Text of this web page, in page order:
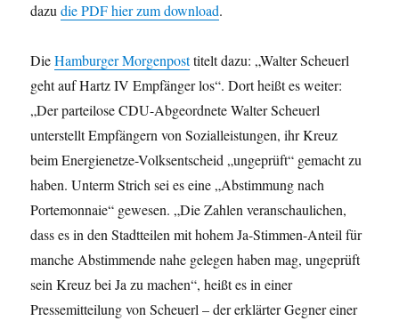
dazudie PDF hier zum download.
DieHamburger Morgenposttitelt dazu: „Walter Scheuerl
geht auf Hartz IV Empfänger los“. Dort heißt es weiter:
„Der parteilose CDU-Abgeordnete Walter Scheuerl
unterstellt Empfängern von Sozialleistungen, ihr Kreuz
beim Energienetze-Volksentscheid „ungeprüft“ gemacht zu
haben. Unterm Strich sei es eine „Abstimmung nach
Portemonnaie“ gewesen. „Die Zahlen veranschaulichen,
dass es in den Stadtteilen mit hohem Ja-Stimmen-Anteil für
manche Abstimmende nahe gelegen haben mag, ungeprüft
sein Kreuz bei Ja zu machen“, heißt es in einer
Pressemitteilung von Scheuerl – der erklärter Gegner einer